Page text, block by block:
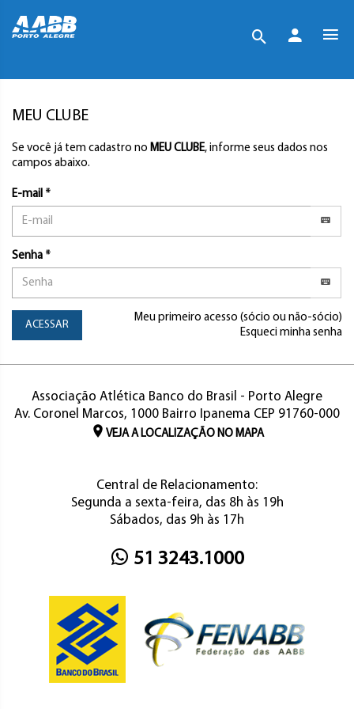
MEU CLUBE
Se você já tem cadastro no MEU CLUBE, informe seus dados nos
campos abaixo.
E-mail *
Senha *
ACESSAR
Meu primeiro acesso (sócio ou não-sócio)
Esqueci minha senha
Associação Atlética Banco do Brasil - Porto Alegre
Av. Coronel Marcos, 1000 Bairro Ipanema CEP 91760-000
VEJA A LOCALIZAÇÃO NO MAPA
Central de Relacionamento:
Segunda a sexta-feira, das 8h às 19h
Sábados, das 9h às 17h
51 3243.1000